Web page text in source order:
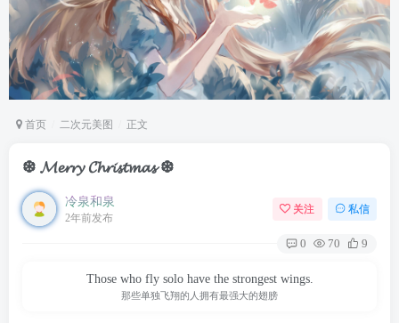
首页 二次元美图 正文
❆ 𝓜𝓮𝓻𝓻𝔂 𝓒𝓱𝓻𝓲𝓼𝓽𝓶𝓪𝓼 ❆
冷泉和泉
2年前发布
关注 私信
0 70 9
Those who fly solo have the strongest wings.
那些单独飞翔的人拥有最强大的翅膀